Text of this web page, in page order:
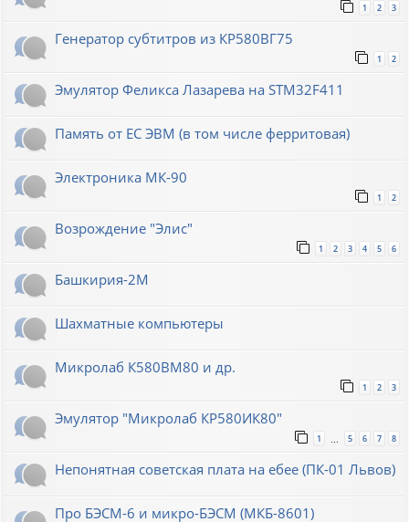
1 2 3
Генератор субтитров из КР580ВГ75
1 2
Эмулятор Феликса Лазарева на STM32F411
Память от ЕС ЭВМ (в том числе ферритовая)
Электроника МК-90
1 2
Возрождение "Элис"
1 2 3 4 5 6
Башкирия-2М
Шахматные компьютеры
Микролаб К580ВМ80 и др.
1 2 3
Эмулятор "Микролаб КР580ИК80"
1 … 5 6 7 8
Непонятная советская плата на ебее (ПК-01 Львов)
Про БЭСМ-6 и микро-БЭСМ (МКБ-8601)